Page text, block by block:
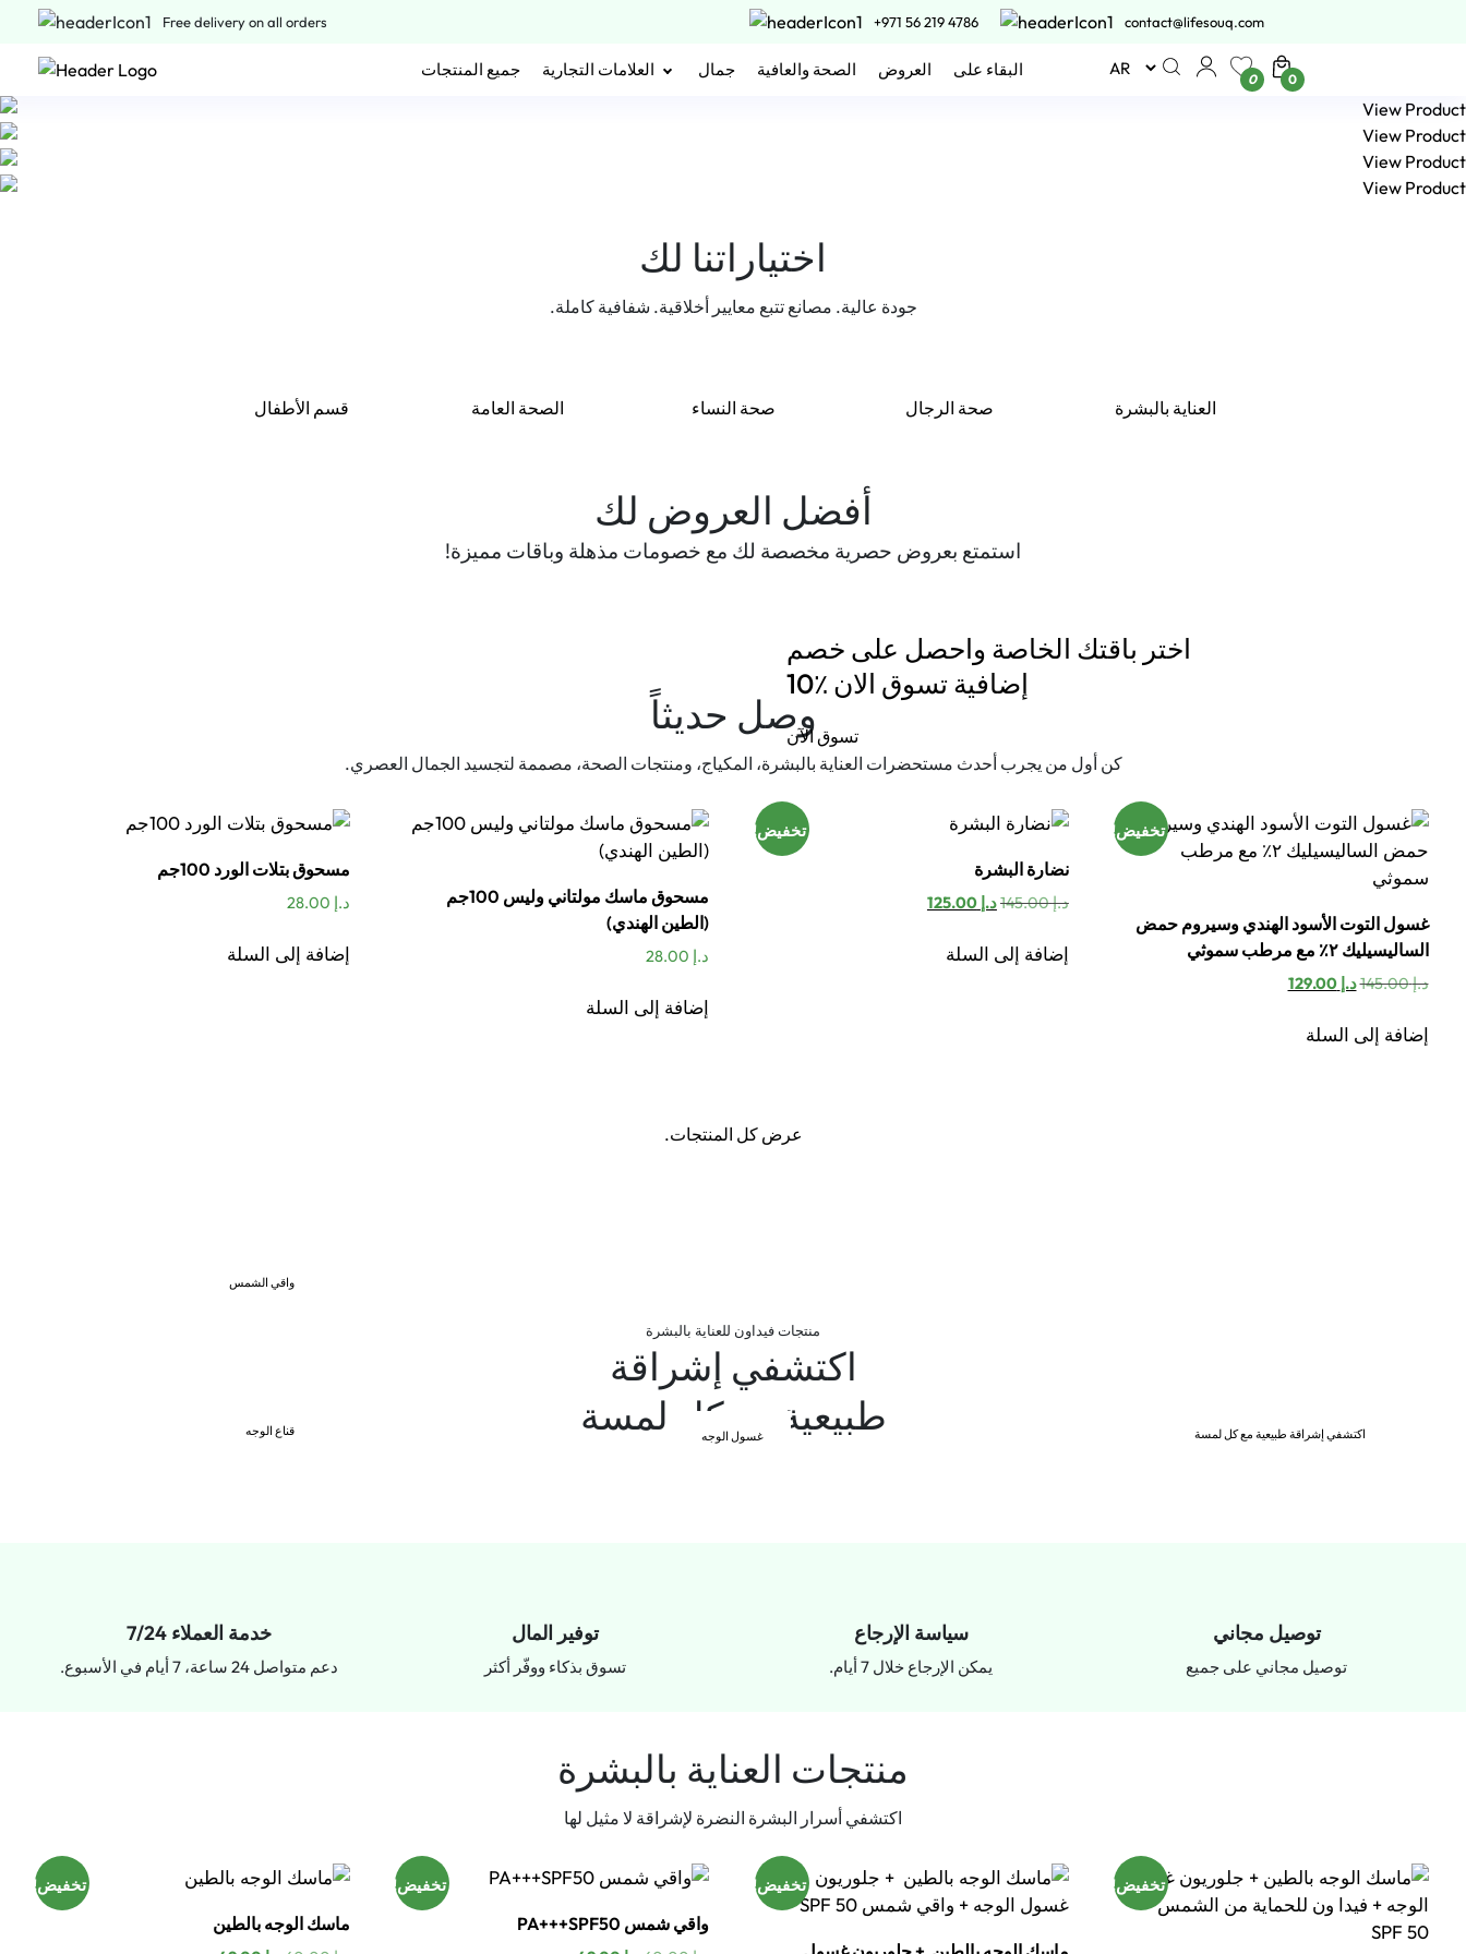
Free delivery on all orders +971 56 219 4786 contact@lifesouq.com
جميع المنتجات العلامات التجارية جمال الصحة والعافية العروض البقاء على 0 0
اختياراتنا لك
جودة عالية. مصانع تتبع معايير أخلاقية. شفافية كاملة.
العناية بالبشرة صحة الرجال صحة النساء الصحة العامة قسم الأطفال
أفضل العروض لك
استمتع بعروض حصرية مخصصة لك مع خصومات مذهلة وباقات مميزة!
اختر باقتك الخاصة واحصل على خصم
10٪ إضافية تسوق الان
تسوق الآنوصل حديثاً
كن أول من يجرب أحدث مستحضرات العناية بالبشرة، المكياج، ومنتجات الصحة، مصممة لتجسيد الجمال العصري.
تخفيض!
غسول التوت الأسود الهندي وسيروم حمض
الساليسيليك ٢٪ مع مرطب سموثي
د.إ145.00
السعر
هو:
د.إ 145.00.
د.إ 129.00
السعر
إضافة إلى السلة
تخفيض!
نضارة البشرة
د.إ145.00
السعر
هو:
د.إ 145.00.
د.إ 125.00
السعر
إضافة إلى السلة
مسحوق ماسك مولتاني وليس 100جم
(الطين الهندي)
د.إ
إضافة إلى السلة
مسحوق بتلات الورد 100جم
د.إ
إضافة إلى السلة
عرض كل المنتجات.
اكتشفي إشراقة طبيعية مع كل لمسة
منتجات فيداون للعناية بالبشرة
اكتشفي إشراقة
طبيعية مع كل لمسة
غسول الوجه
واقي الشمس
قناع الوجه
توصيل مجاني
توصيل مجاني على جميع
سياسة الإرجاع
يمكن الإرجاع خلال 7 أيام.
توفير المال
تسوق بذكاء ووفّر أكثر
خدمة العملاء 7/24
دعم متواصل 24 ساعة، 7 أيام في الأسبوع.
منتجات العناية بالبشرة
اكتشفي أسرار البشرة النضرة لإشراقة لا مثيل لها
تخفيض! تخفيض! تخفيض!
واقي شمس PA+++SPF50
تخفيض!
ماسك الوجه بالطين